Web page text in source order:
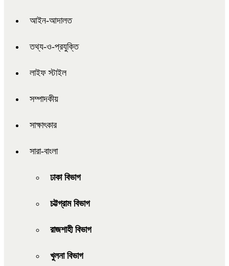
আইন-আদালত
তথ্য-ও-প্রযুক্তি
লাইফ স্টাইল
সম্পাদকীয়
সাক্ষাৎকার
সারা-বাংলা
ঢাকা বিভাগ
চট্টগ্রাম বিভাগ
রাজশাহী বিভাগ
খুলনা বিভাগ